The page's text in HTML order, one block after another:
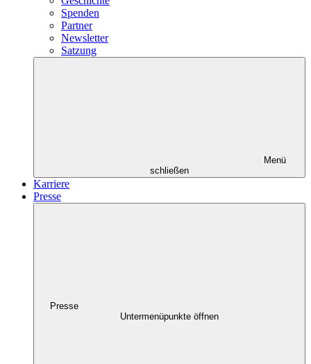
Spenden
Partner
Newsletter
Satzung
Menü
schließen
Karriere
Presse
Presse
Untermenüpunkte öffnen